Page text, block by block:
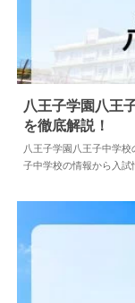
中学情報
八王子学園八王
を徹底解説！
八王子学園八王子中学
子中学校の情報から入試